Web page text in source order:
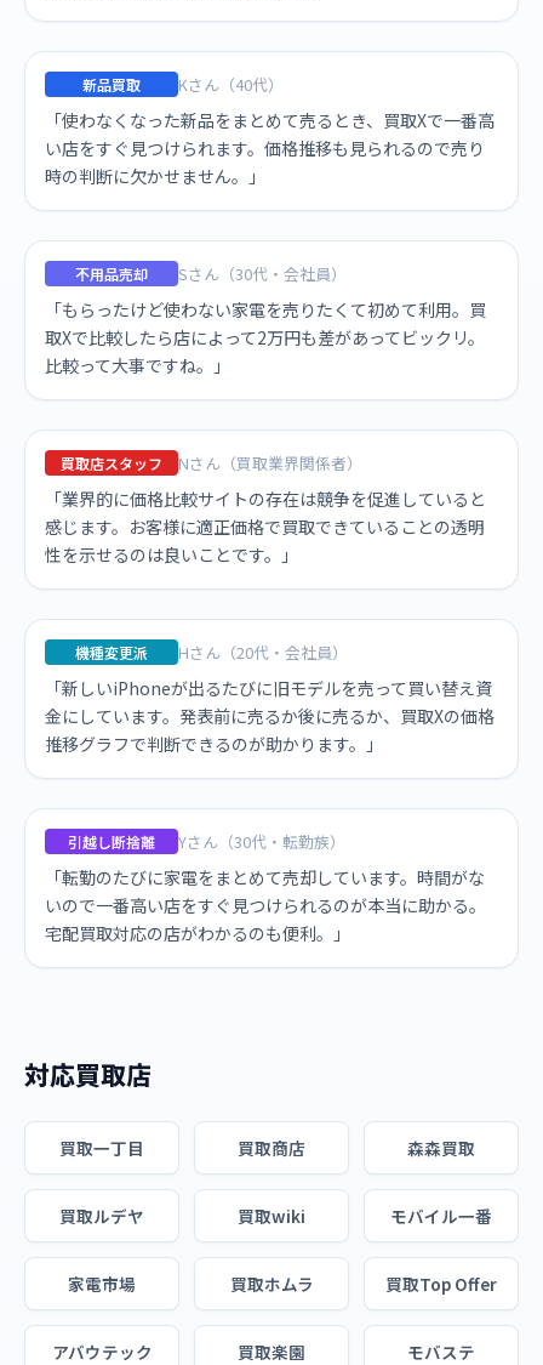
新品買取 Kさん（40代）
「使わなくなった新品をまとめて売るとき、買取Xで一番高
い店をすぐ見つけられます。価格推移も見られるので売り
時の判断に欠かせません。」
不用品売却 Sさん（30代・会社員）
「もらったけど使わない家電を売りたくて初めて利用。買
取Xで比較したら店によって2万円も差があってビックリ。
比較って大事ですね。」
買取店スタッフ Nさん（買取業界関係者）
「業界的に価格比較サイトの存在は競争を促進していると
感じます。お客様に適正価格で買取できていることの透明
性を示せるのは良いことです。」
機種変更派 Hさん（20代・会社員）
「新しいiPhoneが出るたびに旧モデルを売って買い替え資
金にしています。発表前に売るか後に売るか、買取Xの価格
推移グラフで判断できるのが助かります。」
引越し断捨離 Yさん（30代・転勤族）
「転勤のたびに家電をまとめて売却しています。時間がな
いので一番高い店をすぐ見つけられるのが本当に助かる。
宅配買取対応の店がわかるのも便利。」
対応買取店
買取一丁目 買取商店 森森買取
買取ルデヤ 買取wiki モバイル一番
家電市場 買取ホムラ 買取Top Offer
アバウテック 買取楽園 モバステ